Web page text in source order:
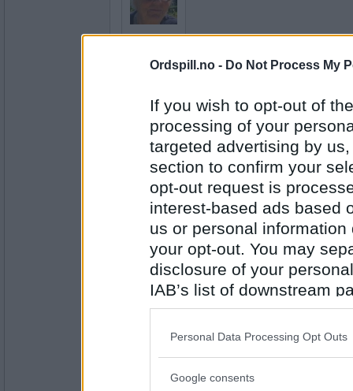
Ordspill.no - Do Not Process My
If you wish to opt-out of
processing of your
targeted advertising by
section to confirm your
opt-out request is
interest-based ads based
us or personal
your opt-out. You may
disclosure of your
IAB’s list of downstream
also be disclosed by us
Downstream Participants
Please note that this
Personal Data Processing Opt Outs
Google consents
Antall innlegg:
Antall innlegg:
2947
SusilVirrvar
Antall innlegg:
Warszawa